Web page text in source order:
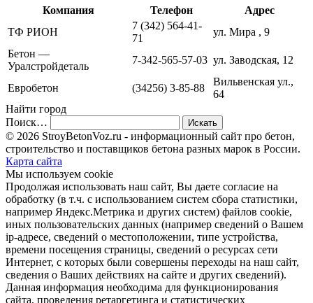
Компания Телефон
Адрес
ТФ РИОН
7 (342) 564-41-
71
ул. Мира , 9
Бетон —
Уралстройдеталь
7-342-565-57-03 ул. Заводская, 12
Евробетон (34256) 3-85-88
Вильвенская ул.,
64
Найти город
Поиск…
© 2026 StroyBetonVoz.ru - информационный сайт про бетон,
строительство и поставщиков бетона разных марок в России.
Карта сайта
Мы используем cookie
Продолжая использовать наш cайт, Вы даете согласие на
обработку (в т.ч. с использованием систем сбора статистики,
например Яндекс.Метрика и других систем) файлов cookie,
иных пользовательских данных (например сведений о Вашем
ip-адресе, сведений о местоположении, типе устройства,
времени посещения страницы, сведений о ресурсах сети
Интернет, с которых были совершены переходы на наш сайт,
сведения о Ваших действиях на сайте и других сведений).
Данная информация необходима для функционирования
сайта, проведения ретаргетинга и статистических